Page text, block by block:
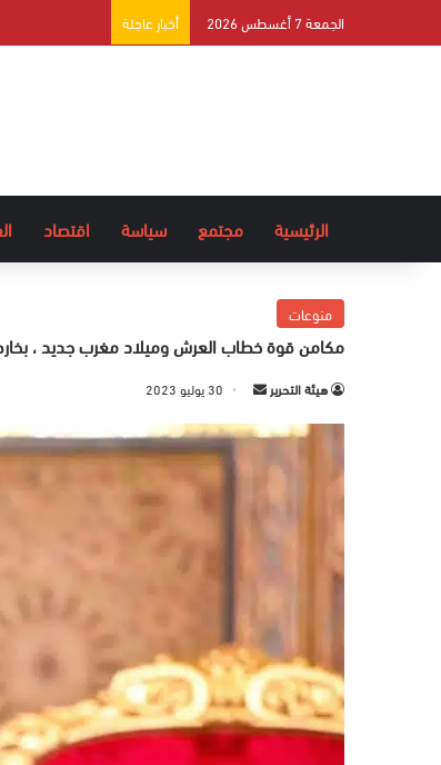
الجمعة 7 أغسطس 2026 أخبار عاجلة
الرئيسية مجتمع سياسة اقتصاد
منوعات
مكامن قوة خطاب العرش وميلاد مغرب جديد ،
هيئة التحرير
س
ل
ك
ت
ر
30 يوليو 2023